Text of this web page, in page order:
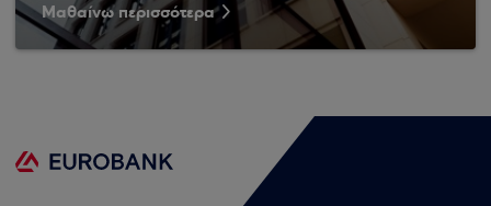
Μαθαίνω περισσότερα